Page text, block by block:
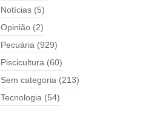
Notícias (5)
Opinião (2)
Pecuária (929)
Piscicultura (60)
Sem categoria (213)
Tecnologia (54)